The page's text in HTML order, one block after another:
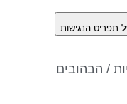
הנגישות
/ הבהובים